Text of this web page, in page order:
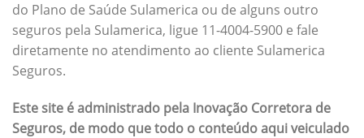
do Plano de Saúde Sulamerica ou de alguns outro
seguros pela Sulamerica, ligue 11-4004-5900 e fale
diretamente no atendimento ao cliente Sulamerica
Seguros.
Este site é administrado pela Inovação Corretora de
Seguros, de modo que todo o conteúdo aqui veiculado